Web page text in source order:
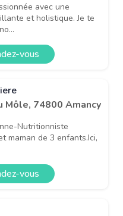
avec une
et holistique. Je te
vous
Môle, 74800 Amancy
Nutritionniste
maman de 3 enfants.Ici,
vous